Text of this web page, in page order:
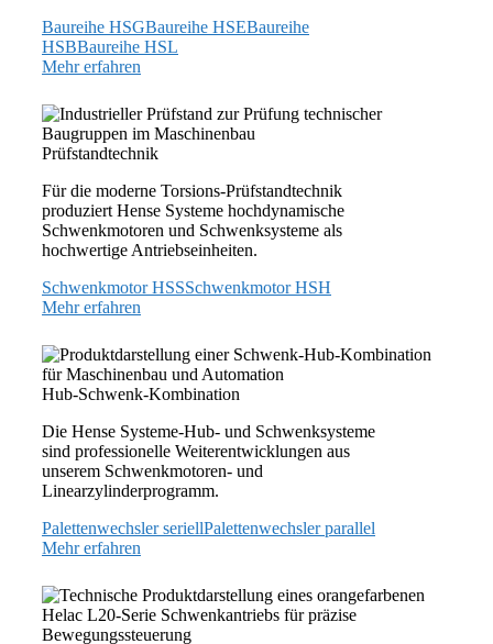
Baureihe HSGBaureihe HSEBaureihe
HSBBaureihe HSL
Mehr erfahren
Prüfstandtechnik
Für die moderne Torsions-Prüfstandtechnik
produziert Hense Systeme hochdynamische
Schwenkmotoren und Schwenksysteme als
hochwertige Antriebseinheiten.
Schwenkmotor HSSSchwenkmotor HSH
Mehr erfahren
Hub-Schwenk-Kombination
Die Hense Systeme-Hub- und Schwenksysteme
sind professionelle Weiterentwicklungen aus
unserem Schwenkmotoren- und
Linearzylinderprogramm.
Palettenwechsler seriellPalettenwechsler parallel
Mehr erfahren